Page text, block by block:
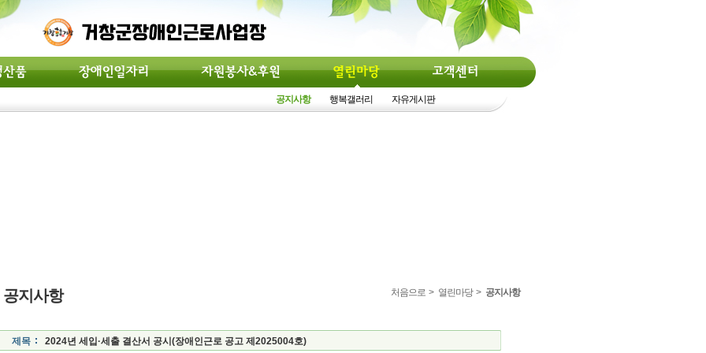
공지사항 행복갤러리 자유게시판
처음으로 > 열린마당> 공지사항
공지사항
제목 2024년 세입·세출 결산서 공시(장애인근로 공고 제2025004호)